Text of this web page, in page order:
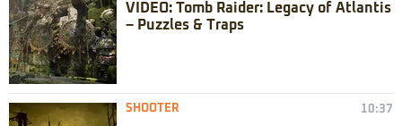
VIDEO: Tomb Raider: Legacy of Atlantis
– Puzzles & Traps
SHOOTER 10:37